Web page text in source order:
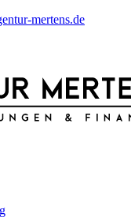
mertens.de